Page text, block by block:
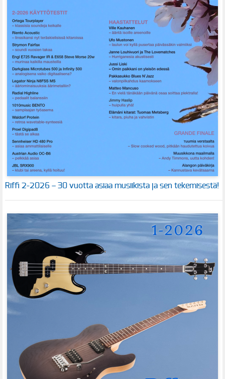
Riffi 2-2026 – 30 vuotta asiaa musiikista ja sen tekemisestä!